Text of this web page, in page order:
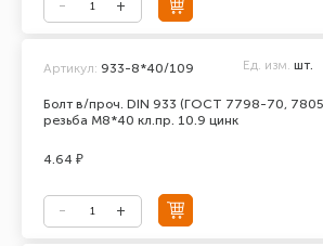
Болт в/проч. DIN 933 (ГОСТ 7798-70,
резьба М8*40 кл.пр. 10.9 цинк
Артикул: 933-8*40/109 Ед. изм. шт.
4.64 ₽